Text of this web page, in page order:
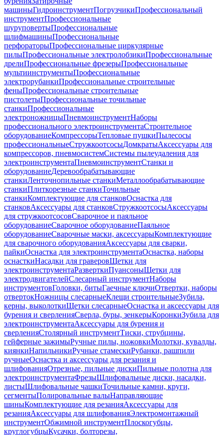
машиныГидроинструментПогрузчикиПрофессиональный
инструментПрофессиональные
шуруповертыПрофессиональные
шлифмашиныПрофессиональные
перфораторыПрофессиональные циркулярные
пилыПрофессиональные электролобзикиПрофессиональные
дрелиПрофессиональные фрезерыПрофессиональные
мультиинструментыПрофессиональные
электрорубанкиПрофессиональные строительные
феныПрофессиональные строительные
пистолетыПрофессиональные точильные
станкиПрофессиональные
электроножницыПневмоинструментНаборы
профессионального электроинструментаСтроительное
оборудованиеКомпрессорыТепловые пушкиПылесосы
профессиональныеСтружкоотсосыДомкратыАксессуары для
компрессоров, пневмосистемСистемы пылеудаления для
электроинструментаПневмоинструментСтанки и
оборудованиеДеревообрабатывающие
станкиЛенточнопильные станкиМеталлообрабатывающие
станкиПлиткорезные станкиТочильные
станкиКомплектующие для станковОснастка для
станковАксессуары для станковСтружкоотсосыАксессуары
для стружкоотсосовСварочное и паяльное
оборудованиеСварочное оборудованиеПаяльное
оборудованиеСварочные маски, аксессуарыКомплектующие
для сварочного оборудованияАксессуары для сварки,
пайкиОснастка для электроинструментаОснастка, наборы
оснасткиНасадки для граверовЩетки для
электроинструментаРазверткиПуансоныЩетки для
электродвигателейСлесарный инструментНаборы
инструментовГоловки, битыГаечные ключиОтвертки, наборы
отвертокНожницы слесарныеКлещи строительныеЗубила,
керны, выколоткиЩетки слесарныеОснастка и аксессуары для
бурения и сверленияСверла, буры, зенкерыКоронкиЗубила для
электроинструментаАксессуары для бурения и
сверленияСтолярный инструментТиски, струбцины,
гейферные зажимыРучные пилы, ножовкиМолотки, кувалды,
киянкиНапильникиРучные стамескиРубанки, рашпили
ручныеОснастка и аксессуары для резания и
шлифованияОтрезные, пильные дискиПильные полотна для
электроинструментаФрезыШлифовальные диски, насадки,
листыШлифовальные чашкиТочильные камни, круги,
сегментыПолировальные валыНаправляющие
шиныКомплектующие для резанияАксессуары для
резанияАксессуары для шлифованияЭлектромонтажный
инструментОбжимной инструментПлоскогубцы,
круглогубцыКусачки, болторезы,